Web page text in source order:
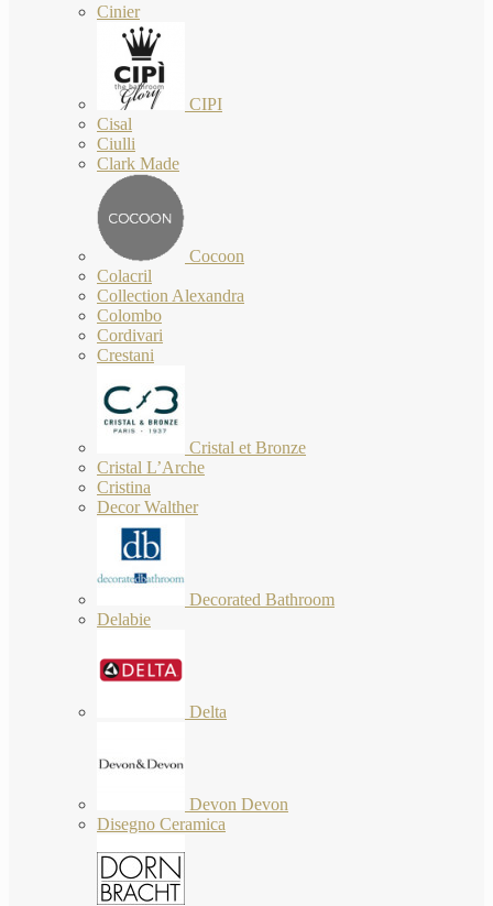
Cinier
CIPI
Cisal
Ciulli
Clark Made
Cocoon
Colacril
Collection Alexandra
Colombo
Cordivari
Crestani
Cristal et Bronze
Cristal L’Arche
Cristina
Decor Walther
Decorated Bathroom
Delabie
Delta
Devon Devon
Disegno Ceramica